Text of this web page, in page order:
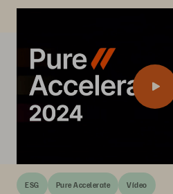
ESG Pure Accelerate Vídeo